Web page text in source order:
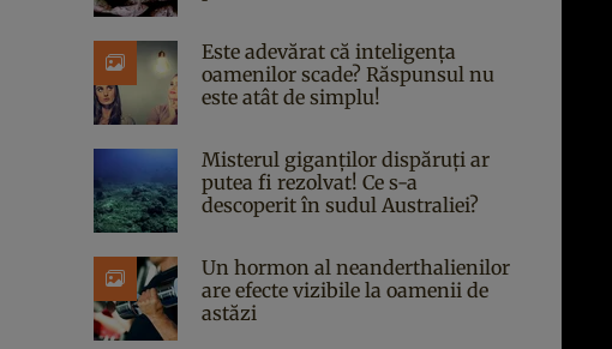
Este adevărat că inteligența
oamenilor scade? Răspunsul nu
este atât de simplu!
Misterul giganților dispăruți ar
putea fi rezolvat! Ce s-a
descoperit în sudul Australiei?
Un hormon al neanderthalienilor
are efecte vizibile la oamenii de
astăzi